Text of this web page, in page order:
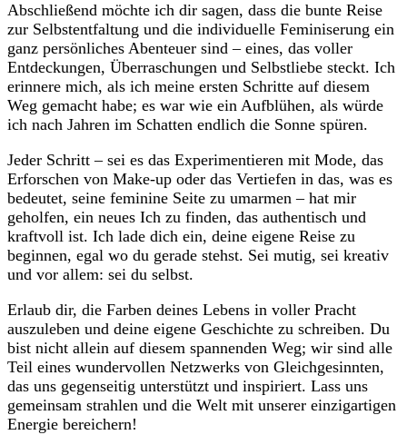
Abschließend möchte ich dir ​sagen, dass die bunte Reise
zur Selbstentfaltung und die individuelle‍ Feminiserung ein
ganz persönliches Abenteuer sind – eines, das voller
Entdeckungen, Überraschungen und Selbstliebe steckt. Ich
erinnere mich, als ich meine ersten⁢ Schritte auf diesem
Weg gemacht habe; es war wie​ ein Aufblühen, als würde
ich⁤ nach Jahren im Schatten endlich die ​Sonne spüren.⁤
Jeder Schritt – sei es⁢ das Experimentieren mit Mode, das
Erforschen von Make-up oder das Vertiefen ‍in das, was es⁣
bedeutet, seine feminine Seite zu umarmen – hat mir
geholfen, ein neues ‍Ich zu finden, das‍ authentisch und
kraftvoll ist. Ich lade⁢ dich ‍ein,‍ deine eigene Reise zu
beginnen, egal wo du‌ gerade stehst. Sei mutig, sei kreativ
und vor allem: sei ‍du selbst.
Erlaub dir, die Farben deines Lebens in voller Pracht
auszuleben und deine eigene Geschichte zu schreiben. Du
bist‍ nicht allein auf diesem spannenden Weg; wir sind alle
Teil eines ⁣wundervollen Netzwerks von Gleichgesinnten,
⁢das uns gegenseitig unterstützt und inspiriert. Lass uns
gemeinsam strahlen und die Welt mit unserer einzigartigen⁣
Energie bereichern!